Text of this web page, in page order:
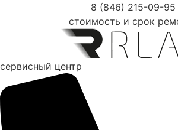
содержимому
8 (846) 215-09-95
стоимость и срок
сервисный центр